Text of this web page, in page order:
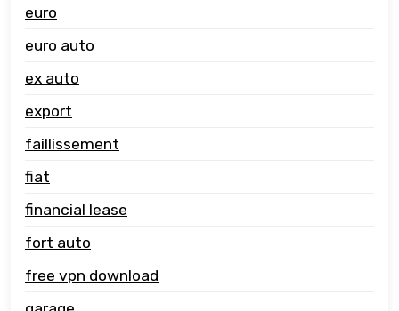
euro
euro auto
ex auto
export
faillissement
fiat
financial lease
fort auto
free vpn download